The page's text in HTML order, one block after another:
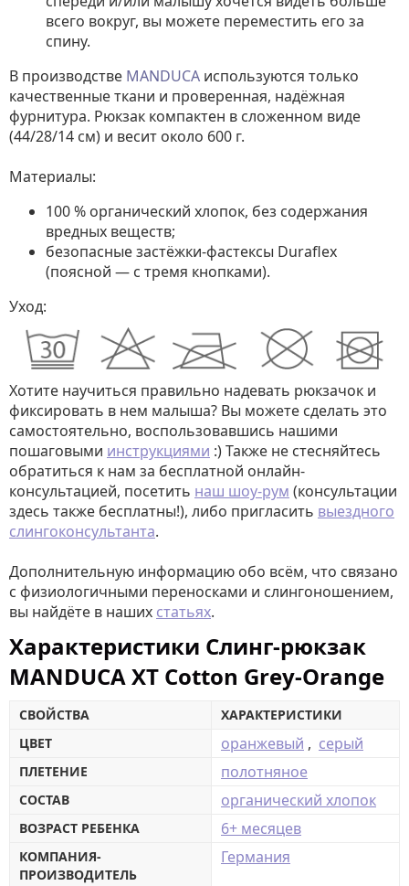
всего вокруг, вы можете переместить его за
спину.
В производстве MANDUCA используются только
качественные ткани и проверенная, надёжная
фурнитура. Рюкзак компактен в сложенном виде
(44/28/14 см) и весит около 600 г.
Материалы:
100 % органический хлопок, без содержания
вредных веществ;
безопасные застёжки-фастексы Duraflex
(поясной — с тремя кнопками).
Уход:
Хотите научиться правильно надевать рюкзачок и
фиксировать в нем малыша? Вы можете сделать это
самостоятельно, воспользовавшись нашими
пошаговыми инструкциями :) Также не стесняйтесь
обратиться к нам за бесплатной онлайн-
консультацией, посетить наш шоу-рум (консультации
здесь также бесплатны!), либо пригласить выездного
слингоконсультанта.
Дополнительную информацию обо всём, что связано
с физиологичными переносками и слингоношением,
вы найдёте в наших статьях.
Характеристики Слинг-рюкзак
MANDUCA XT Cotton Grey-Orange
СВОЙСТВА
ХАРАКТЕРИСТИКИ
ЦВЕТ
оранжевый , серый
ПЛЕТЕНИЕ полотняное
СОСТАВ органический хлопок
ВОЗРАСТ РЕБЕНКА 6+ месяцев
КОМПАНИЯ-
ПРОИЗВОДИТЕЛЬ
Германия